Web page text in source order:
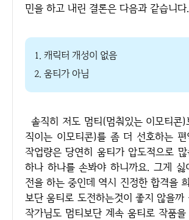
민을 하고 내린 결론은 다음과 같습니다.
1. 캐릭터 개성이 없음
2. 움티가 아님
솔직히 저도 멈티(멈춰있는 이모티콘)보다는 움티(움
직이는 이모티콘)를 좀 더 선호하는 편
작업량은 당연히 움티가 압도적으로
하나 하나를 손봐야 하니까요. 그게 싫
전을 하는 중인데 역시 진정한 합격을
보단 움티로 도전하는것이 좋지 않을까
작가님도 멈티보단 계속 움티로 작품